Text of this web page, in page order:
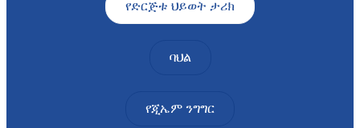
የድርጅቱ ህይወት ታሪክ
ባህል
የጂኤም ንግግር